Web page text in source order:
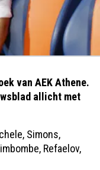
van AEK Athene.
allicht met
Simons,
Refaelov,